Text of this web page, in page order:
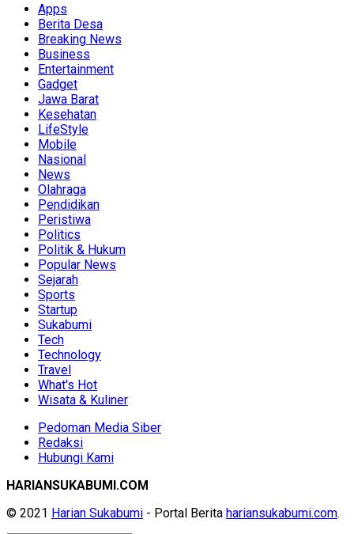
Apps
Berita Desa
Breaking News
Business
Entertainment
Gadget
Jawa Barat
Kesehatan
LifeStyle
Mobile
Nasional
News
Olahraga
Pendidikan
Peristiwa
Politics
Politik & Hukum
Popular News
Sejarah
Sports
Startup
Sukabumi
Tech
Technology
Travel
What's Hot
Wisata & Kuliner
Pedoman Media Siber
Redaksi
Hubungi Kami
HARIANSUKABUMI.COM
© 2021 Harian Sukabumi - Portal Berita hariansukabumi.com.